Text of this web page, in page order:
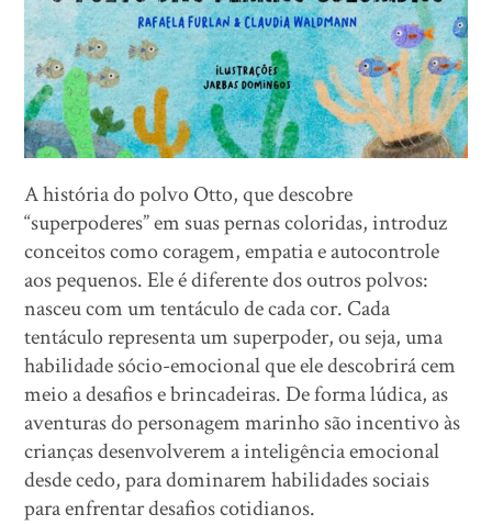
A história do polvo Otto, que descobre
“superpoderes” em suas pernas coloridas, introduz
conceitos como coragem, empatia e autocontrole
aos pequenos. Ele é diferente dos outros polvos:
nasceu com um tentáculo de cada cor. Cada
tentáculo representa um superpoder, ou seja, uma
habilidade sócio-emocional que ele descobrirá cem
meio a desafios e brincadeiras. De forma lúdica, as
aventuras do personagem marinho são incentivo às
crianças desenvolverem a inteligência emocional
desde cedo, para dominarem habilidades sociais
para enfrentar desafios cotidianos.